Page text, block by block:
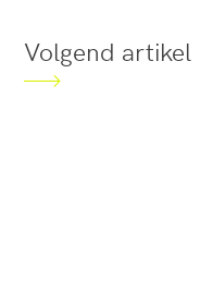
Volgend artikel